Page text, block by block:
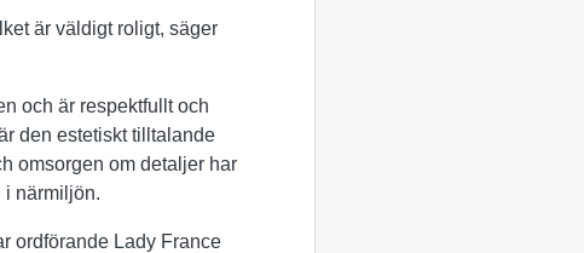
är väldigt roligt, säger
och är respektfullt och
den estetiskt tilltalande
omsorgen om detaljer har
i närmiljön.
ordförande Lady France